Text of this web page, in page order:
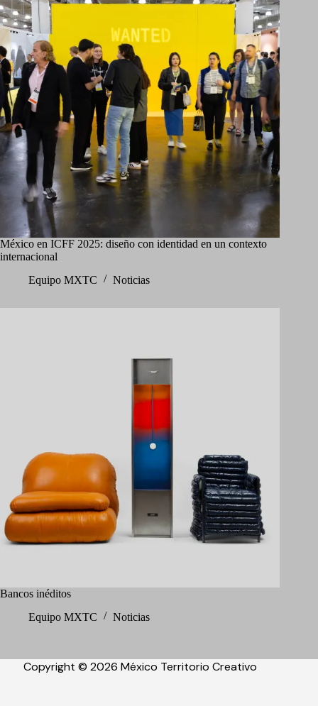
México en ICFF 2025: diseño con identidad en un contexto
internacional
Equipo MXTC
Noticias
Bancos inéditos
Equipo MXTC
Noticias
Copyright © 2026 México Territorio Creativo